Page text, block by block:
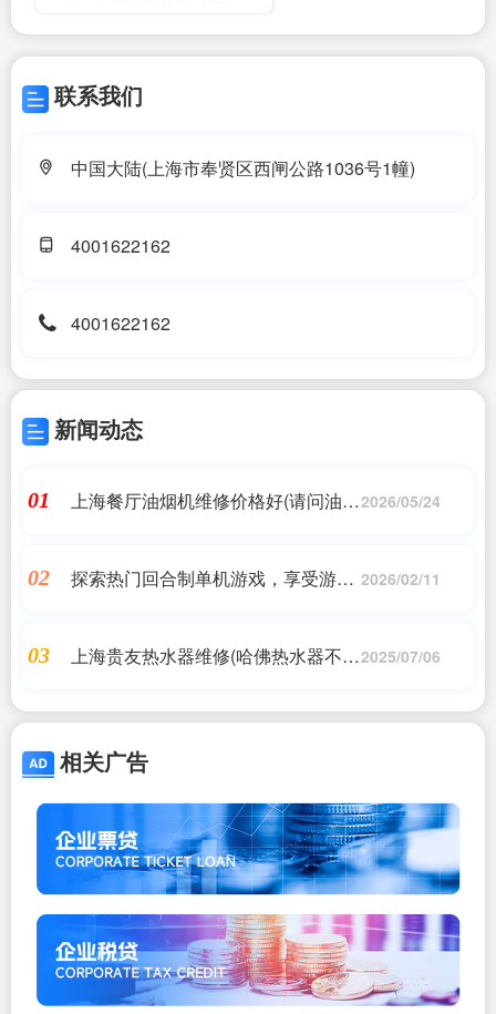
联系我们
中国大陆(上海市奉贤区西闸公路1036号1幢)
4001622162
4001622162
新闻动态
01
上海餐厅油烟机维修价格好(请问油烟2026/05/24
02
探索热门回合制单机游戏，享受游戏 2026/02/11
03
上海贵友热水器维修(哈佛热水器不出2025/07/06
相关广告